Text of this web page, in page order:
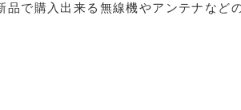
品で購入出来る無線機やアンテナなど